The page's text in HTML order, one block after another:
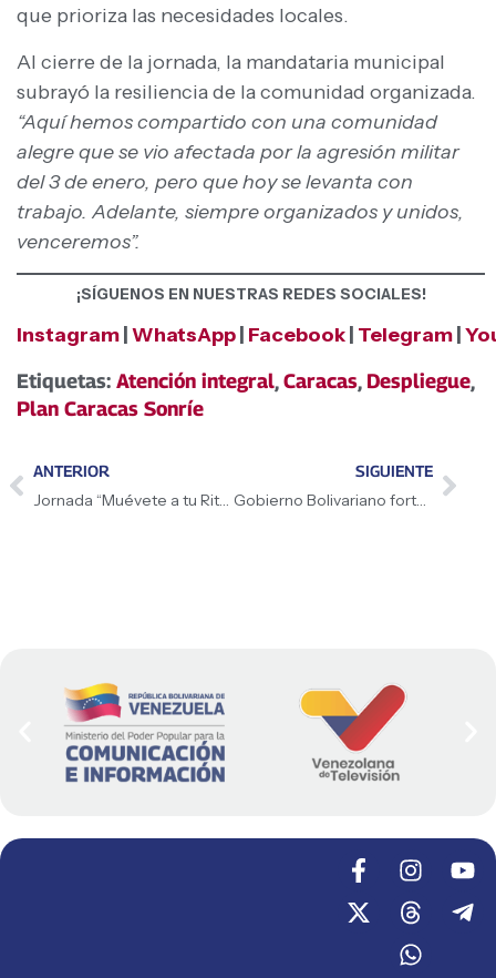
que prioriza las necesidades locales.
Al cierre de la jornada, la mandataria municipal
subrayó la resiliencia de la comunidad organizada.
“Aquí hemos compartido con una comunidad
alegre que se vio afectada por la agresión militar
del 3 de enero, pero que hoy se levanta con
trabajo. Adelante, siempre organizados y unidos,
venceremos”.
¡SÍGUENOS EN NUESTRAS REDES SOCIALES!
Instagram WhatsApp Facebook Telegram
Etiquetas: Atención integral,Caracas, Despliegue,
Plan Caracas Sonríe
ANTERIOR
Jornada “Muévete a tu Ritmo” promueve la inclusión de más de 3 mil personas con discapacidad
SIGUIENTE
Gobierno Bolivariano fortalece soberanía alimentaria y bienestar social